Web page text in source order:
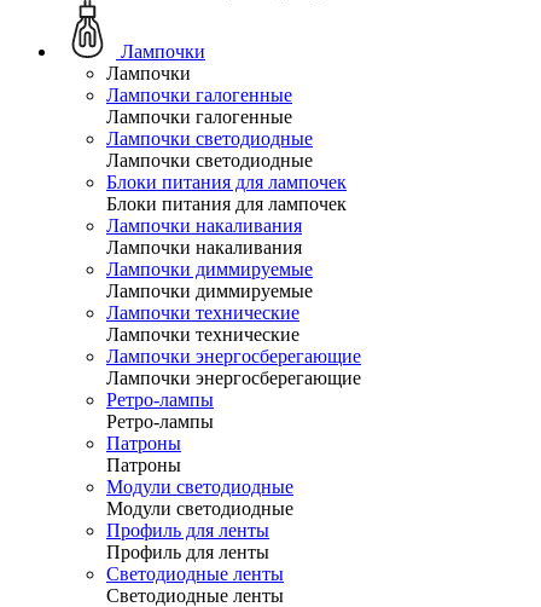
Лампочки
Лампочки
Лампочки галогенные
Лампочки галогенные
Лампочки светодиодные
Лампочки светодиодные
Блоки питания для лампочек
Блоки питания для лампочек
Лампочки накаливания
Лампочки накаливания
Лампочки диммируемые
Лампочки диммируемые
Лампочки технические
Лампочки технические
Лампочки энергосберегающие
Лампочки энергосберегающие
Ретро-лампы
Ретро-лампы
Патроны
Патроны
Модули светодиодные
Модули светодиодные
Профиль для ленты
Профиль для ленты
Светодиодные ленты
Светодиодные ленты